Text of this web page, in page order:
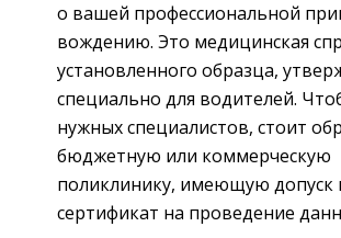
о вашей профессиональной
вождению. Это медицинская
установленного образца,
специально для водителей.
нужных специалистов, стоит
бюджетную или коммерческую
поликлинику, имеющую допуск
сертификат на проведение